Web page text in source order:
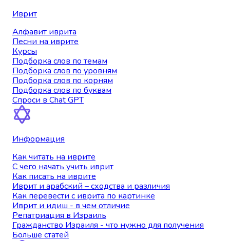
Иврит
Алфавит иврита
Песни на иврите
Курсы
Подборка слов по темам
Подборка слов по уровням
Подборка слов по корням
Подборка слов по буквам
Спроси в Chat GPT
Информация
Как читать на иврите
С чего начать учить иврит
Как писать на иврите
Иврит и арабский – сходства и различия
Как перевести с иврита по картинке
Иврит и идиш - в чем отличие
Репатриация в Израиль
Гражданство Израиля - что нужно для получения
Больше статей